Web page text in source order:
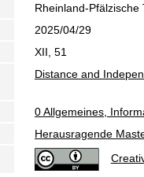
Rheinland-
2025/04/29
XII, 51
Distance and
0 Allgemeines,
Herausragende